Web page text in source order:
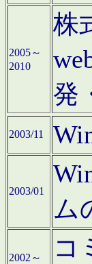
2005～
2010
株
発
2003/11
2003/01
ム
2002～
コ